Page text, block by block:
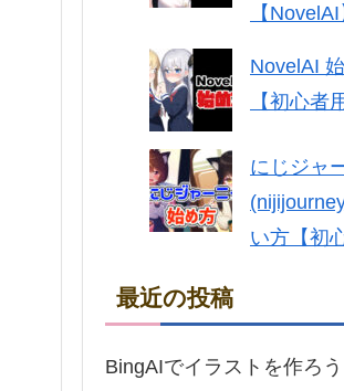
【NovelAI
NovelAI
【初心者
にじジャ
い方【初
最近の投稿
BingAIでイラストを作ろ